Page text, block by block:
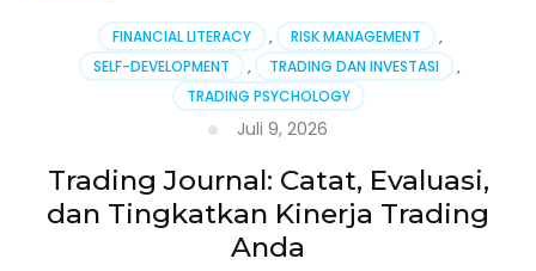
FINANCIAL LITERACY , RISK MANAGEMENT
,
SELF-DEVELOPMENT
, TRADING DAN INVESTASI
,
TRADING PSYCHOLOGY
Juli 9, 2026
Trading Journal: Catat, Evaluasi,
dan Tingkatkan Kinerja Trading
Anda